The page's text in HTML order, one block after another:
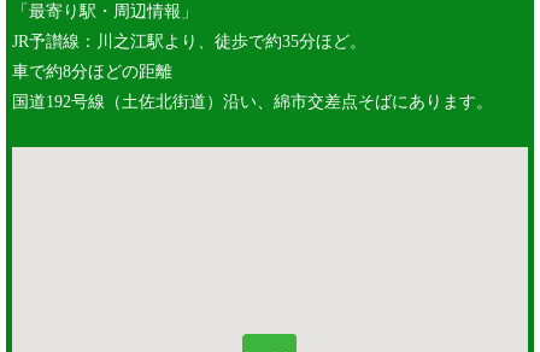
「最寄り駅・周辺情報」
JR予讃線：川之江駅より、徒歩で約35分ほど。
車で約8分ほどの距離
国道192号線（土佐北街道）沿い、綿市交差点そばにあります。